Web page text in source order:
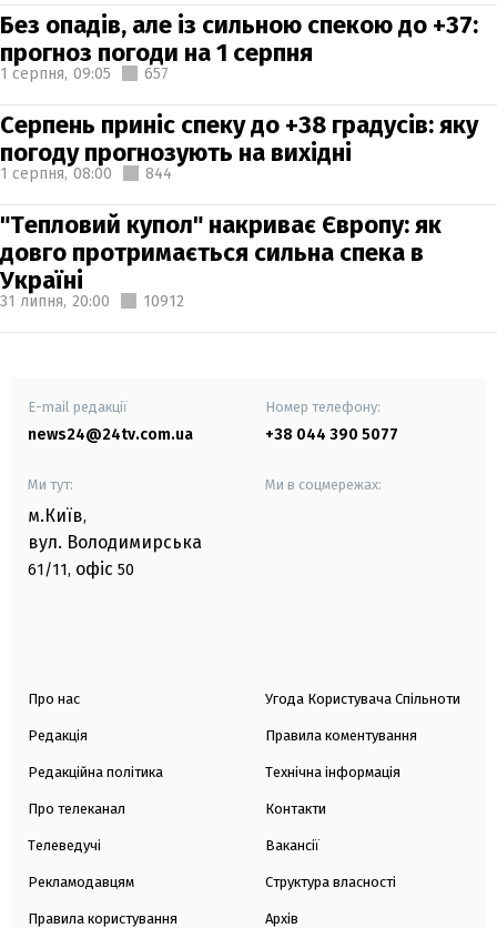
Без опадів, але із сильною спекою до +37:
прогноз погоди на 1 серпня
1 серпня, 09:05 657
Серпень приніс спеку до +38 градусів: яку
погоду прогнозують на вихідні
1 серпня, 08:00 844
"Тепловий купол" накриває Європу: як
довго протримається сильна спека в
Україні
31 липня, 20:00 10912
E-mail редакції
news24@24tv.com.ua
Номер телефону:
+38 044 390 5077
Ми тут:
м.Київ,
вул. Володимирська
61/11, офіс 50
Ми в соцмережах:
Про нас
Редакція
Редакційна політика
Про телеканал
Телеведучі
Рекламодавцям
Правила користування
Угода Користувача Спільноти
Правила коментування
Технічна інформація
Контакти
Вакансії
Структура власності
Архів